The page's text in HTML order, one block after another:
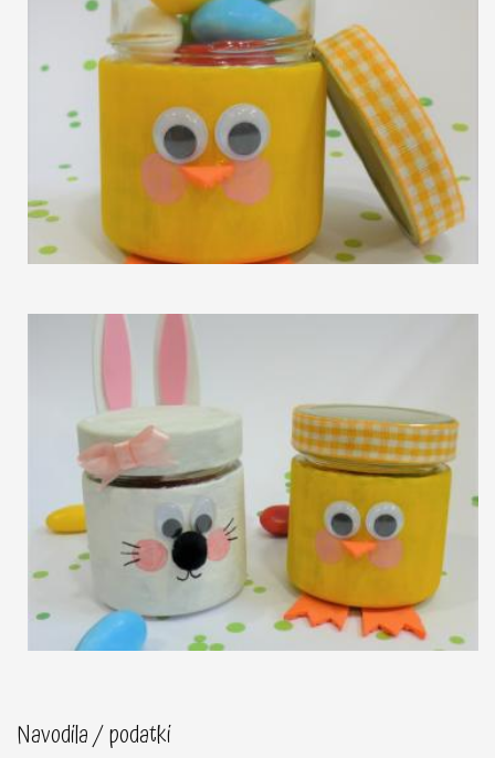
Navodila / podatki